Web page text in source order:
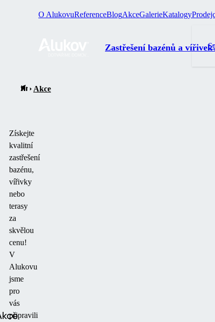
O AlukovuReferenceBlogAkceGalerieKatalogy
Zastřešení bazénů a vířivek
Akce
Získejte
kvalitní
zastřešení
bazénu,
vířivky
nebo
terasy
za
skvělou
cenu!
V
Alukovu
jsme
pro
vás
připravili